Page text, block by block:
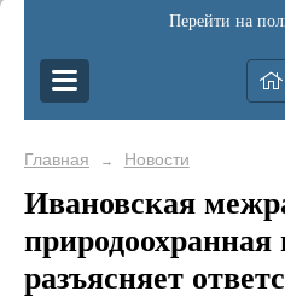
Перейти на
Главная → Новости
Ивановская
природоохранная
разъясняет